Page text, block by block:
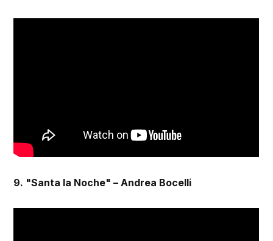
9. "Santa la Noche" – Andrea Bocelli